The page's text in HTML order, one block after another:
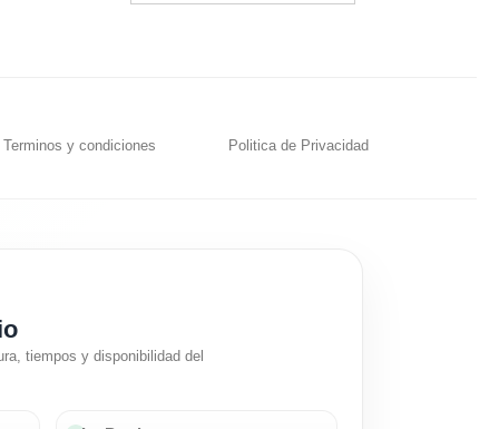
Terminos y condiciones Politica de Privacidad
tiempos y disponibilidad del